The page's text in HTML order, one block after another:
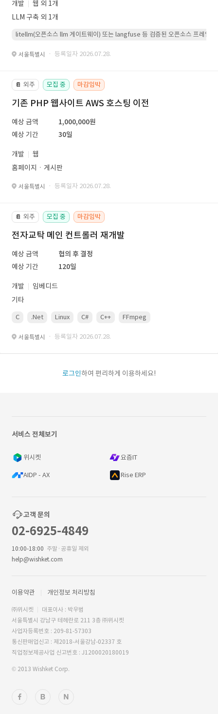
개발
웹 외 1개
LLM 구축 외 1개
litellm(오픈소스 llm 게이트웨이) 또는 langfuse 등 검증된 오픈소스 프레임워
서울특별시 · 등록일자 2026.07.28.
📔 외주 모집 중 마감임박
기존 PHP 웹사이트 AWS 호스팅 이전
예상 금액
1,000,000원
예상 기간
30일
개발
웹
홈페이지ㆍ게시판
서울특별시 · 등록일자 2026.07.28.
📔 외주 모집 중 마감임박
전자교탁 메인 컨트롤러 재개발
예상 금액
협의 후 결정
예상 기간
120일
개발
임베디드
기타
C .Net Linux C# C++ FFmpeg
서울특별시 · 등록일자 2026.07.28.
로그인하여 편리하게 이용하세요!
서비스 전체보기
위시켓 요즘IT
AIDP - AX Rise ERP
고객 문의
02-6925-4849
10:00-18:00 주말·공휴일 제외
help@wishket.com
이용약관 개인정보 처리방침
㈜위시켓
대표이사 : 박우범
서울특별시 강남구 테헤란로 211 3층 ㈜위시켓
사업자등록번호 : 209-81-57303
통신판매업신고 : 제2018-서울강남-02337 호
직업정보제공사업 신고번호 : J1200020180019
© 2013 Wishket Corp.